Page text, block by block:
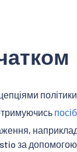
політики
за допомогою